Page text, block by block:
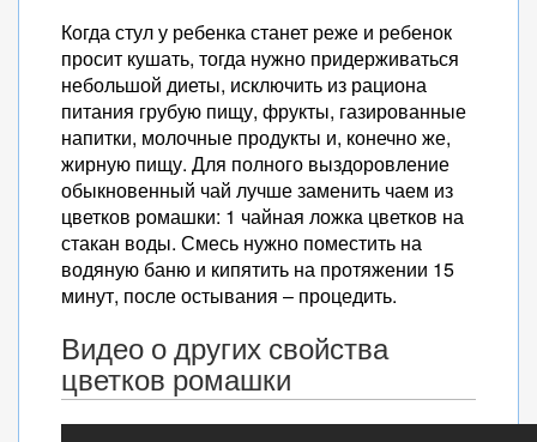
Когда стул у ребенка станет реже и ребенок
просит кушать, тогда нужно придерживаться
небольшой диеты, исключить из рациона
питания грубую пищу, фрукты, газированные
напитки, молочные продукты и, конечно же,
жирную пищу. Для полного выздоровление
обыкновенный чай лучше заменить чаем из
цветков ромашки: 1 чайная ложка цветков на
стакан воды. Смесь нужно поместить на
водяную баню и кипятить на протяжении 15
минут, после остывания – процедить.
Видео о других свойства
цветков ромашки